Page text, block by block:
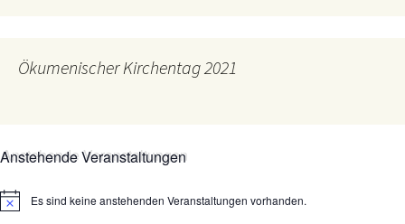
Ökumenischer Kirchentag 2021
Anstehende Veranstaltungen
HinweisEs sind keine anstehenden Veranstaltungen vorhanden.